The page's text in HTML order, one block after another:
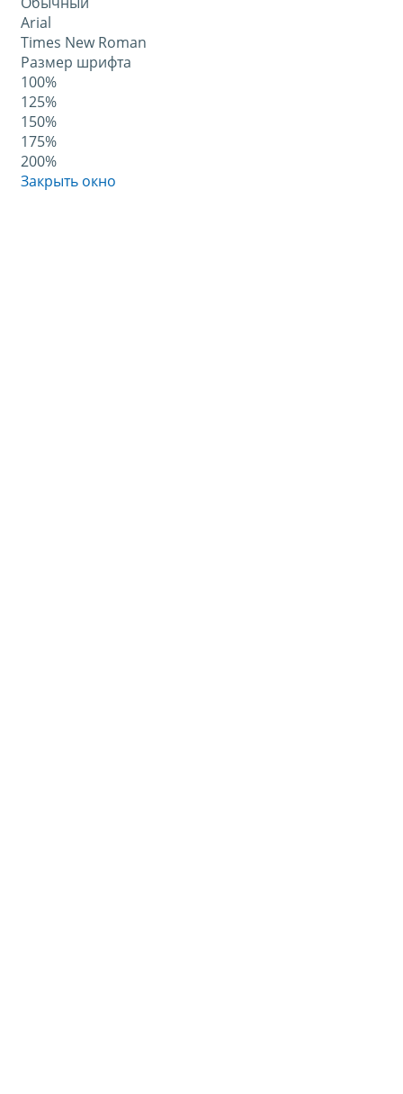
Arial
Times New Roman
Размер шрифта
100%
125%
150%
175%
200%
Закрыть окно